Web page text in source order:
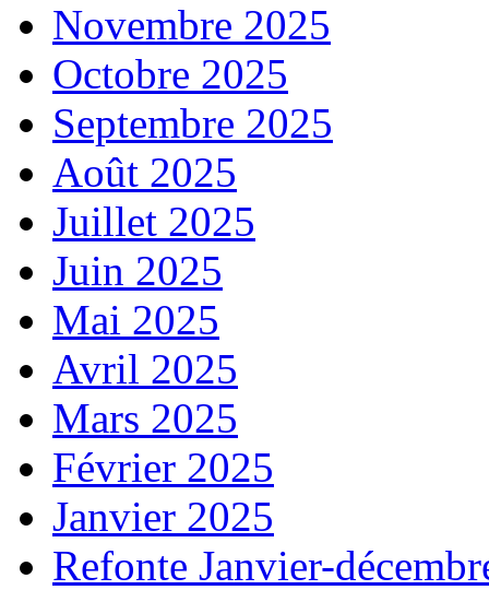
Novembre 2025
Octobre 2025
Septembre 2025
Août 2025
Juillet 2025
Juin 2025
Mai 2025
Avril 2025
Mars 2025
Février 2025
Janvier 2025
Refonte Janvier-